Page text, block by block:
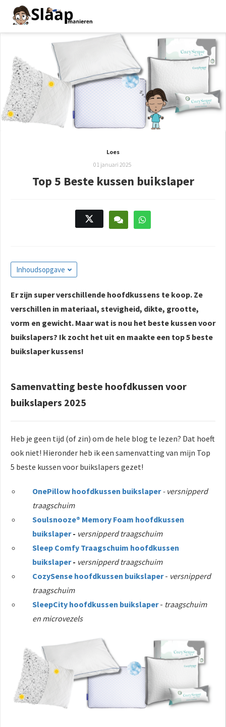
Loes
01 januari 2025
Top 5 Beste kussen buikslaper
Inhoudsopgave
Er zijn super verschillende hoofdkussens te koop. Ze
verschillen in materiaal, stevigheid, dikte, grootte,
vorm en gewicht. Maar wat is nou het beste kussen voor
buikslapers? Ik zocht het uit en maakte een top 5 beste
buikslaper kussens!
Samenvatting beste hoofdkussen voor
buikslapers 2025
Heb je geen tijd (of zin) om de hele blog te lezen? Dat hoeft
ook niet! Hieronder heb ik een samenvatting van mijn Top
5 beste kussen voor buikslapers gezet!
OnePillow hoofdkussen buikslaper- versnipperd
traagschuim
Soulsnooze® Memory Foam hoofdkussen
buikslaper- versnipperd traagschuim
Sleep Comfy Traagschuim hoofdkussen
buikslaper- versnipperd traagschuim
CozySense hoofdkussen buikslaper- versnipperd
traagschuim
SleepCity hoofdkussen buikslaper- traagschuim
en microvezels